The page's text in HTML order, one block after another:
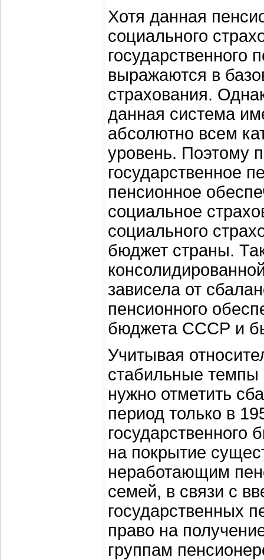
Хотя данная
социального
государственного
выражаются в
страхования.
данная система
абсолютно всем
уровень. Поэтому
государственное
пенсионное
социальное
социального
бюджет страны.
зависела от
пенсионного
бюджета СССР и
Учитывая
стабильные темпы
нужно отметить
период только в
на покрытие
неработающим
семей, в связи с
государственных
право на
группам